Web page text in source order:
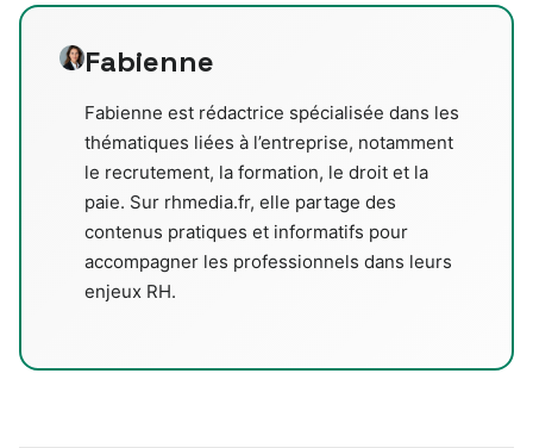
Fabienne
Fabienne est rédactrice spécialisée dans les
thématiques liées à l’entreprise, notamment
le recrutement, la formation, le droit et la
paie. Sur rhmedia.fr, elle partage des
contenus pratiques et informatifs pour
accompagner les professionnels dans leurs
enjeux RH.